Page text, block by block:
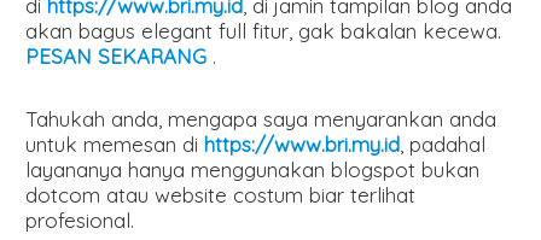
dihttps://www.bri.my.id , di jamin tampilan blog anda
akan bagus elegant full fitur, gak bakalan kecewa.
PESAN SEKARANG .
Tahukah anda, mengapa saya menyarankan anda
untuk memesan dihttps://www.bri.my.id , padahal
layananya hanya menggunakan blogspot bukan
dotcom atau website costum biar terlihat
profesional.